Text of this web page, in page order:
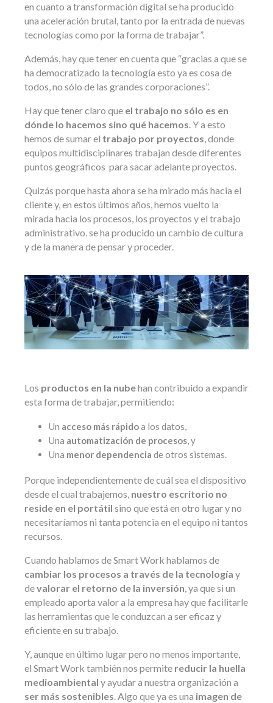
en cuanto a transformación digital se ha producido
una aceleración brutal, tanto por la entrada de nuevas
tecnologías como por la forma de trabajar”.
Además, hay que tener en cuenta que “gracias a que se
ha democratizado la tecnología esto ya es cosa de
todos, no sólo de las grandes corporaciones”.
Hay que tener claro que el trabajo no sólo es en
dónde lo hacemos sino qué hacemos. Y a esto
hemos de sumar el trabajo por proyectos, donde
equipos multidisciplinares trabajan desde diferentes
puntos geográficos para sacar adelante proyectos.
Quizás porque hasta ahora se ha mirado más hacia el
cliente y, en estos últimos años, hemos vuelto la
mirada hacia los procesos, los proyectos y el trabajo
administrativo. se ha producido un cambio de cultura
y de la manera de pensar y proceder.
Los productos en la nubehan contribuido a expandir
esta forma de trabajar, permitiendo:
Un acceso más rápidoa los datos,
Una automatización de procesos, y
Una menor dependencia de otros sistemas.
Porque independientemente de cuál sea el dispositivo
desde el cual trabajemos, nuestro escritorio no
reside en el portátil sino que está en otro lugar y no
necesitaríamos ni tanta potencia en el equipo ni tantos
recursos.
Cuando hablamos de Smart Work hablamos de
cambiar los procesos a través de la tecnología y
devalorar el retorno de la inversión, ya que si un
empleado aporta valor a la empresa hay que facilitarle
las herramientas que le conduzcan a ser eficaz y
eficiente en su trabajo.
Y, aunque en último lugar pero no menos importante,
el Smart Work también nos permite reducir la huella
medioambiental y ayudar a nuestra organización a
ser más sostenibles. Algo que ya es una imagen de